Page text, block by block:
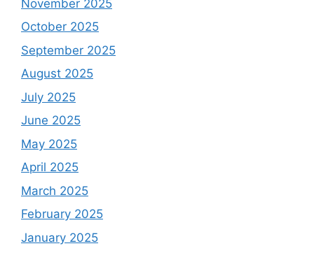
November 2025
October 2025
September 2025
August 2025
July 2025
June 2025
May 2025
April 2025
March 2025
February 2025
January 2025